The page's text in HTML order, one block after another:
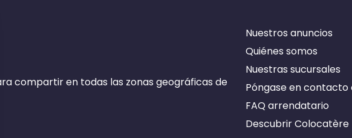
compartir en todas las zonas geográficas de
Nuestros anuncios
Quiénes somos
Nuestras sucursales
Póngase en
FAQ arrendatario
Descubrir Colocatère